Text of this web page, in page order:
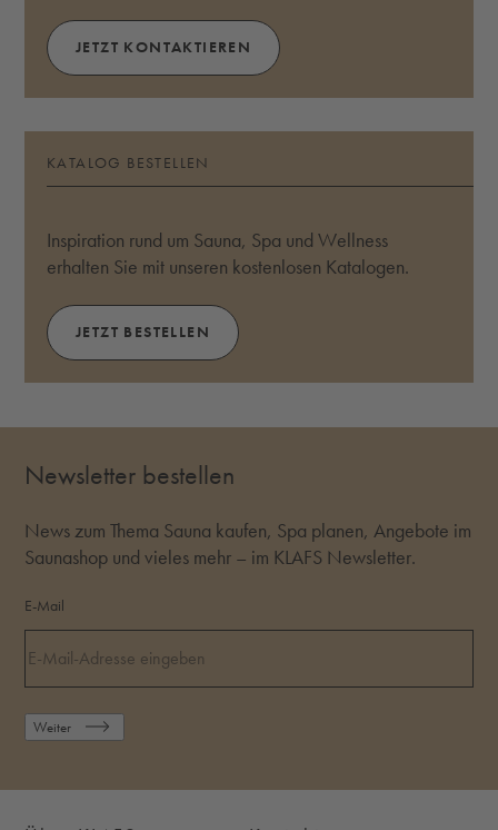
JETZT KONTAKTIEREN
KATALOG BESTELLEN
Inspiration rund um Sauna, Spa und Wellness
erhalten Sie mit unseren kostenlosen Katalogen.
JETZT BESTELLEN
Newsletter bestellen
News zum Thema Sauna kaufen, Spa planen, Angebote im
Saunashop und vieles mehr – im KLAFS Newsletter.
E-Mail
Weiter